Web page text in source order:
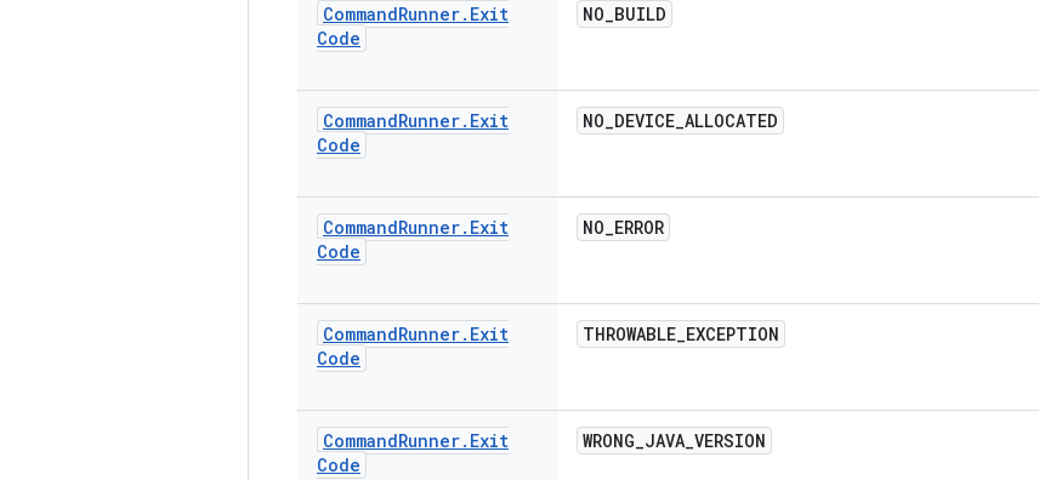
CommandRunner. Exit
Code
NO_BUILD
CommandRunner. Exit
Code
NO_DEVICE_ALLOCATED
CommandRunner. Exit
Code
NO_ERROR
CommandRunner. Exit
Code
THROWABLE_EXCEPTION
CommandRunner. Exit
Code
WRONG_JAVA_VERSION